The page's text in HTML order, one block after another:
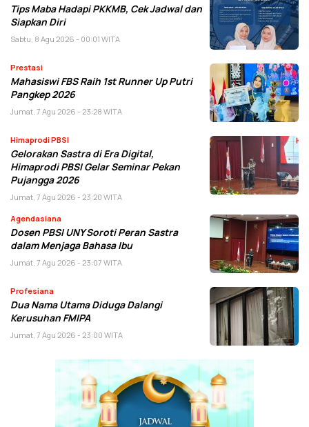
Tips Maba Hadapi PKKMB, Cek Jadwal dan
Siapkan Diri
Sabtu, 8 Agu 2026 - 00:01 WITA
Prestasi
Mahasiswi FBS Raih 1st Runner Up Putri
Pangkep 2026
Jumat, 7 Agu 2026 - 23:28 WITA
Himaprodi PBSI
Gelorakan Sastra di Era Digital,
Himaprodi PBSI Gelar Seminar Pekan
Pujangga 2026
Jumat, 7 Agu 2026 - 23:20 WITA
Agendasiana
Dosen PBSI UNY Soroti Peran Sastra
dalam Menjaga Bahasa Ibu
Jumat, 7 Agu 2026 - 23:07 WITA
Profesiana
Dua Nama Utama Diduga Dalangi
Kerusuhan FMIPA
Jumat, 7 Agu 2026 - 23:00 WITA